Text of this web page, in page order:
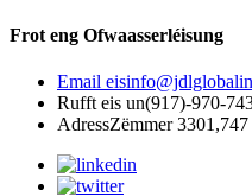
Frot eng Ofwaasserléisung
Email eis
Rufft eis un(917)-970-
AdressZëmmer